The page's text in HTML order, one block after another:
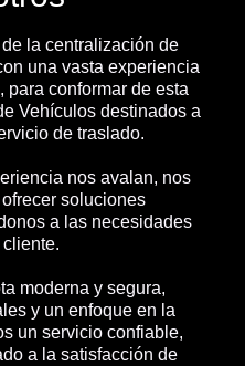
la centralización de
una vasta experiencia
para conformar de esta
Vehículos destinados a
de traslado.
nos avalan, nos
soluciones
a las necesidades
moderna y segura,
y un enfoque en la
un servicio confiable,
a la satisfacción de